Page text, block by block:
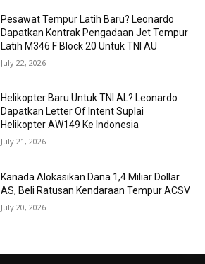
Pesawat Tempur Latih Baru? Leonardo
Dapatkan Kontrak Pengadaan Jet Tempur
Latih M346 F Block 20 Untuk TNI AU
July 22, 2026
Helikopter Baru Untuk TNI AL? Leonardo
Dapatkan Letter Of Intent Suplai
Helikopter AW149 Ke Indonesia
July 21, 2026
Kanada Alokasikan Dana 1,4 Miliar Dollar
AS, Beli Ratusan Kendaraan Tempur ACSV
July 20, 2026